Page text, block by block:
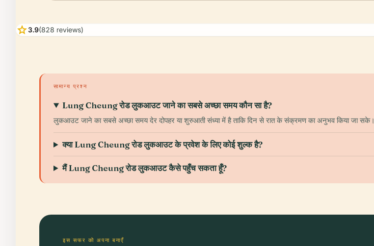
star3.9(828 reviews)
सामान्य प्रश्न
Lung Cheung रोड लुकआउट जाने का सबसे अच्छा समय कौन सा है?
लुकआउट जाने का सबसे अच्छा समय देर दोपहर या शुरुआती संध्या में है ताकि दिन से रात के संक्रमण का अनुभव किया जा सके।
क्या Lung Cheung रोड लुकआउट के प्रवेश के लिए कोई शुल्क है?
मैं Lung Cheung रोड लुकआउट कैसे पहुँच सकता हूँ?
इस सफर को अपना बनाएँ